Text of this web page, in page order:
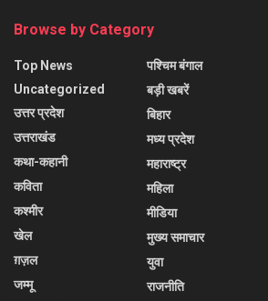
Browse by Category
Top News
Uncategorized
उत्तर प्रदेश
उत्तराखंड
कथा-कहानी
कविता
कश्मीर
खेल
ग़ज़ल
जम्मू
पश्चिम बंगाल
बड़ी खबरें
बिहार
मध्य प्रदेश
महाराष्ट्र
महिला
मीडिया
मुख्य समाचार
युवा
राजनीति